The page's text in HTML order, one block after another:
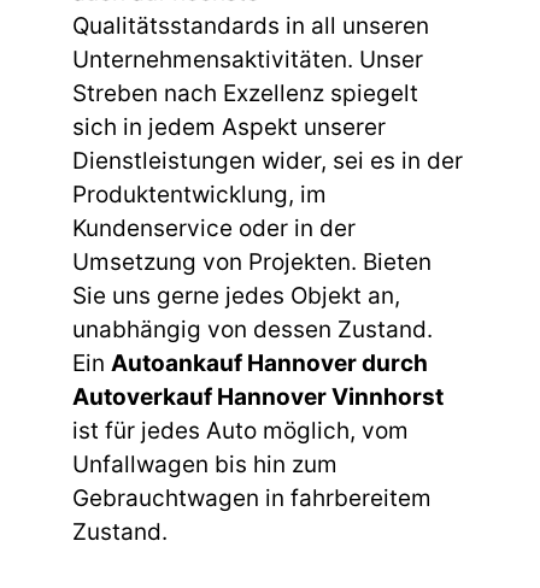
Qualitätsstandards in all unseren
Unternehmensaktivitäten. Unser
Streben nach Exzellenz spiegelt
sich in jedem Aspekt unserer
Dienstleistungen wider, sei es in der
Produktentwicklung, im
Kundenservice oder in der
Umsetzung von Projekten. Bieten
Sie uns gerne jedes Objekt an,
unabhängig von dessen Zustand.
Ein Autoankauf Hannover durch
Autoverkauf Hannover Vinnhorst
ist für jedes Auto möglich, vom
Unfallwagen bis hin zum
Gebrauchtwagen in fahrbereitem
Zustand.